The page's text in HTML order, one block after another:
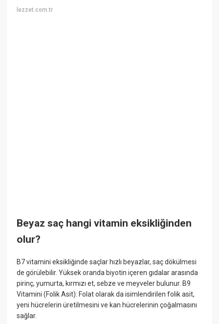
lezzet.com.tr
Beyaz saç hangi vitamin eksikliğinden
olur?
B7 vitamini eksikliğinde saçlar hızlı beyazlar, saç dökülmesi
de görülebilir. Yüksek oranda biyotin içeren gıdalar arasında
pirinç, yumurta, kırmızı et, sebze ve meyveler bulunur. B9
Vitamini (Folik Asit): Folat olarak da isimlendirilen folik asit,
yeni hücrelerin üretilmesini ve kan hücrelerinin çoğalmasını
sağlar.